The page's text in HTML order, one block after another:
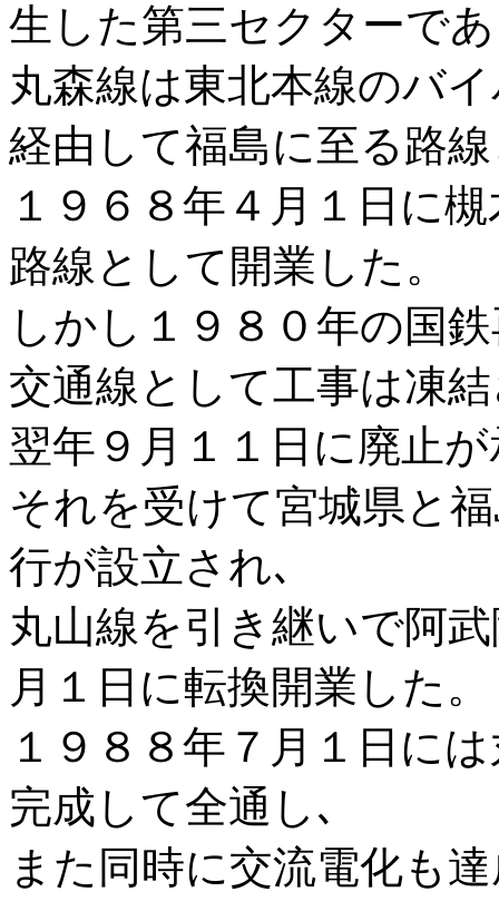
生した第三セクターで
丸森線は東北本線のバ
経由して福島に至る路
１９６８年４月１日に
路線として開業した。
しかし１９８０年の国
交通線として工事は凍
翌年９月１１日に廃止
それを受けて宮城県と
行が設立され､
丸山線を引き継いで阿
月１日に転換開業した。
１９８８年７月１日に
完成して全通し､
また同時に交流電化も